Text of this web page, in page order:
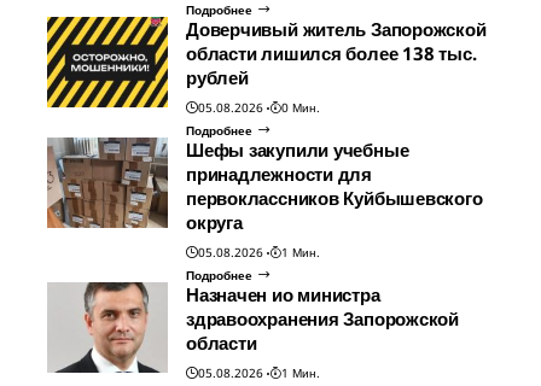
Подробнее
Доверчивый житель Запорожской
области лишился более 138 тыс.
рублей
05.08.2026
0 Мин.
Подробнее
Шефы закупили учебные
принадлежности для
первоклассников Куйбышевского
округа
05.08.2026
1 Мин.
Подробнее
Назначен ио министра
здравоохранения Запорожской
области
05.08.2026
1 Мин.